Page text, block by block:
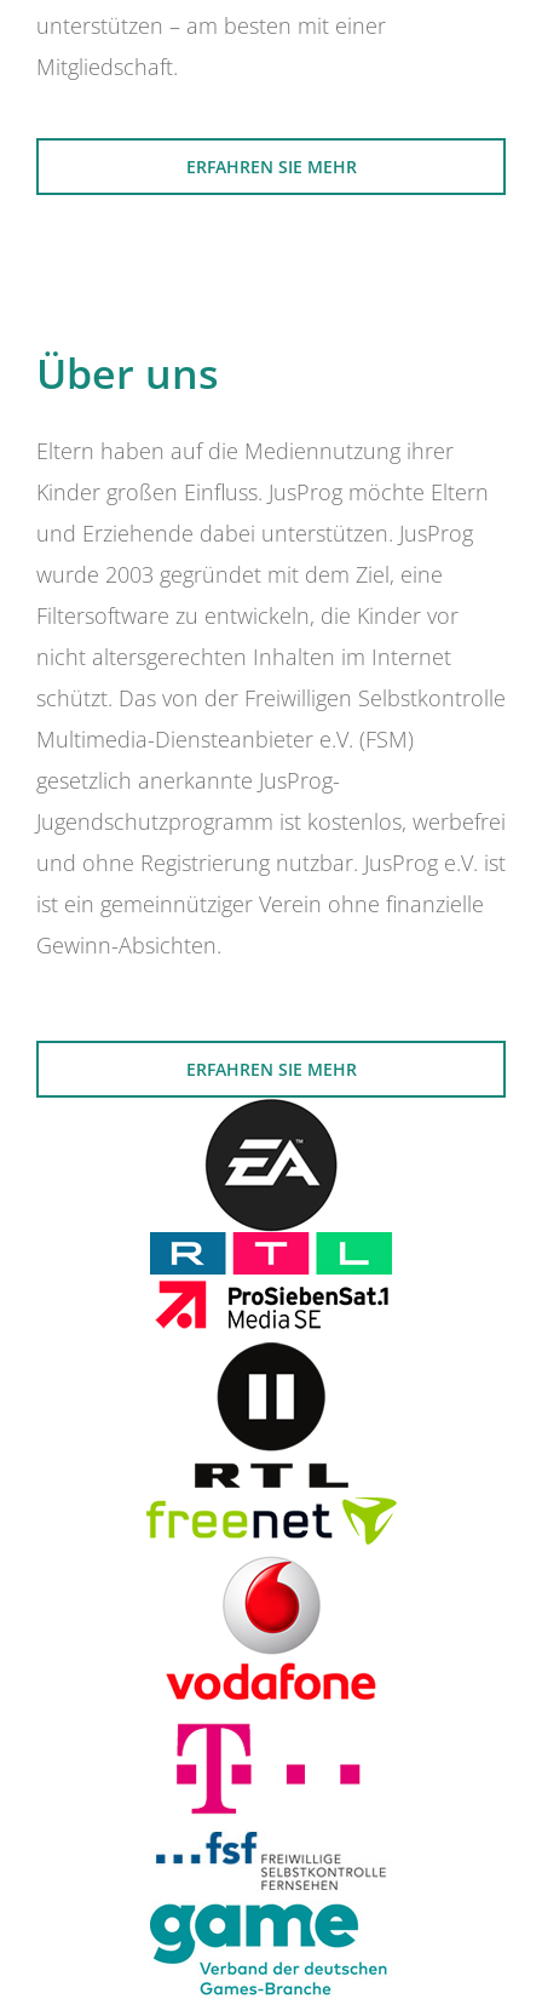
unterstützen – am besten mit einer
Mitgliedschaft.
ERFAHREN SIE MEHR
Über uns
Eltern haben auf die Mediennutzung ihrer
Kinder großen Einfluss. JusProg möchte Eltern
und Erziehende dabei unterstützen. JusProg
wurde 2003 gegründet mit dem Ziel, eine
Filtersoftware zu entwickeln, die Kinder vor
nicht altersgerechten Inhalten im Internet
schützt. Das von der Freiwilligen Selbstkontrolle
Multimedia-Diensteanbieter e.V. (FSM)
gesetzlich anerkannte JusProg-
Jugendschutzprogramm ist kostenlos, werbefrei
und ohne Registrierung nutzbar. JusProg e.V. ist
ist ein gemeinnütziger Verein ohne finanzielle
Gewinn-Absichten.
ERFAHREN SIE MEHR